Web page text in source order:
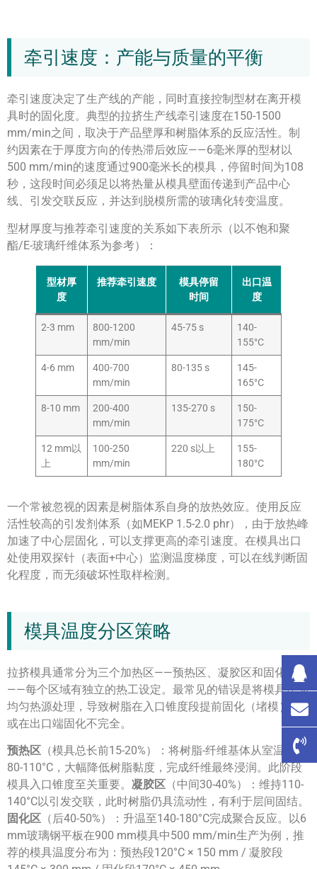
牵引速度：产能与质量的平衡
牵引速度决定了生产线的产能，同时直接控制型材在离开模
具时的固化度。典型的拉挤生产线牵引速度在150-1500
mm/min之间，取决于产品壁厚和树脂体系的反应活性。制
约因素在于厚度方向的传热滞后效应——6毫米厚的型材以
500 mm/min的速度通过900毫米长的模具，停留时间为108
秒，这段时间必须足以将热量从模具壁面传递到产品中心
线、引发交联反应，并达到脱模所需的玻璃化转变温度。
型材厚度与推荐牵引速度的关系如下表所示（以不饱和聚
酯/E-玻璃纤维体系为参考）：
型材厚
度
推荐牵引速度
模具停留
时间
出口温
度
2-3 mm
800-1200
mm/min
45-75 s
140-
155°C
4-6 mm
400-700
mm/min
80-135 s
145-
165°C
8-10 mm
200-400
mm/min
135-270 s
150-
175°C
12 mm以
上
100-250
mm/min
220 s以上
155-
180°C
一个常被忽视的因素是树脂体系自身的放热效应。使用反应
活性较高的引发剂体系（如MEKP 1.5-2.0 phr），由于放热峰
加速了中心层固化，可以支撑更高的牵引速度。在模具出口
处使用双探针（表面+中心）监测温度梯度，可以在线判断固
化程度，而无须破坏性取样检测。
模具温度分区策略
拉挤模具通常分为三个加热区——预热区、凝胶区和固化区
——每个区域有独立的热工设定。最常见的错误是将模具作为
均匀热源处理，导致树脂在入口锥度段提前固化（堵模），
或在出口端固化不完全。
预热区 （模具总长前15-20%）：将树脂-纤维基体从室温升至
80-110°C，大幅降低树脂黏度，完成纤维最终浸润。此阶段
模具入口锥度至关重要。 凝胶区 （中间30-40%）：维持110-
140°C以引发交联，此时树脂仍具流动性，有利于层间固结。
固化区 （后40-50%）：升温至140-180°C完成聚合反应。以6
mm玻璃钢平板在900 mm模具中500 mm/min生产为例，推
荐的模具温度分布为：预热段120°C × 150 mm / 凝胶段